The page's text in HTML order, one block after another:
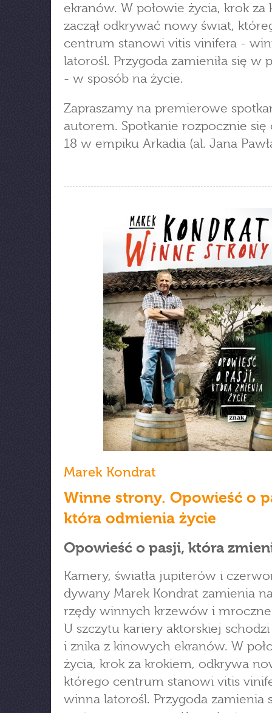
ekranów. W połowie życia, krok za
zaczął odkrywać nowy świat,
centrum stanowi vitis vinifera -
latorośl. Przygoda zamieniła się w
- w sposób na życie.
Zapraszamy na premierowe
autorem. Spotkanie rozpocznie się
18 w empiku Arkadia (al. Jana
Marek Kondrat
Winne strony. Opowieść o
która odmienia życie
Opowieść o pasji, która
Kamery, światła jupiterów i
dywany Marek Kondrat zamienia
rzędy winnych krzewów i
U szczytu kariery aktorskiej
i znika z kinowych ekranów. W
życia, krok za krokiem, odkrywa
którego centrum stanowi vitis
winna latorośl. Przygoda zamienia